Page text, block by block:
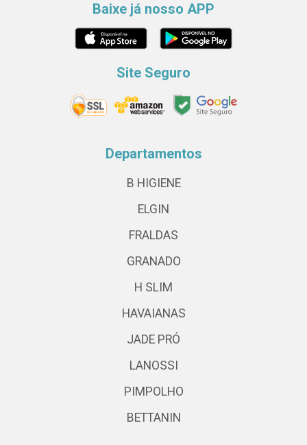
Baixe já nosso APP
Site Seguro
Departamentos
B HIGIENE
ELGIN
FRALDAS
GRANADO
H SLIM
HAVAIANAS
JADE PRÓ
LANOSSI
PIMPOLHO
BETTANIN